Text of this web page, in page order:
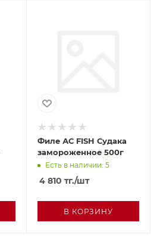
Филе АС FISH Судака
замороженное 500г
Есть в наличии: 5
4 810 тг./шт
В КОРЗИНУ